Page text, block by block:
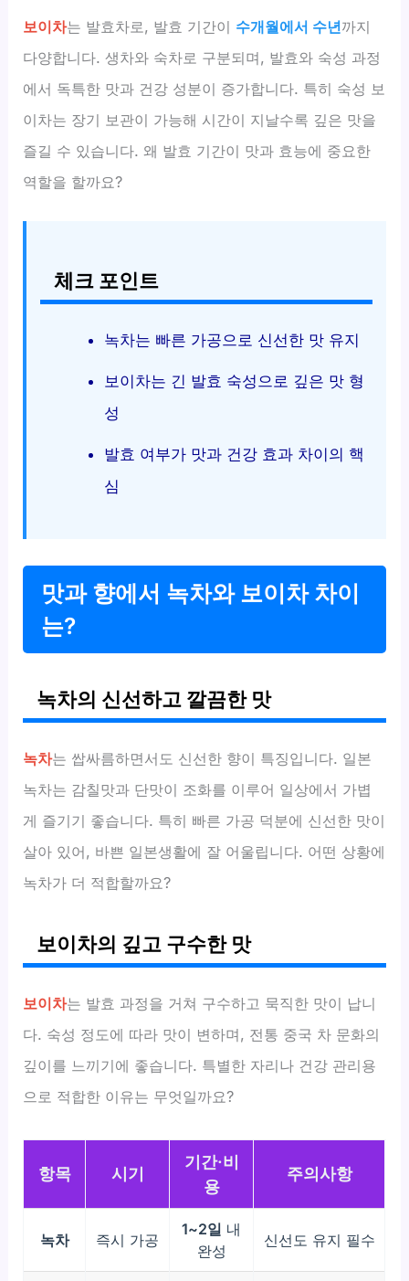
보이차는 발효차로, 발효 기간이 수개월에서 수년까지
다양합니다. 생차와 숙차로 구분되며, 발효와 숙성 과정
에서 독특한 맛과 건강 성분이 증가합니다. 특히 숙성 보
이차는 장기 보관이 가능해 시간이 지날수록 깊은 맛을
즐길 수 있습니다. 왜 발효 기간이 맛과 효능에 중요한
역할을 할까요?
체크 포인트
녹차는 빠른 가공으로 신선한 맛 유지
보이차는 긴 발효 숙성으로 깊은 맛 형
성
발효 여부가 맛과 건강 효과 차이의 핵
심
맛과 향에서 녹차와 보이차 차이
는?
녹차의 신선하고 깔끔한 맛
녹차는 쌉싸름하면서도 신선한 향이 특징입니다. 일본
녹차는 감칠맛과 단맛이 조화를 이루어 일상에서 가볍
게 즐기기 좋습니다. 특히 빠른 가공 덕분에 신선한 맛이
살아 있어, 바쁜 일본생활에 잘 어울립니다. 어떤 상황에
녹차가 더 적합할까요?
보이차의 깊고 구수한 맛
보이차는 발효 과정을 거쳐 구수하고 묵직한 맛이 납니
다. 숙성 정도에 따라 맛이 변하며, 전통 중국 차 문화의
깊이를 느끼기에 좋습니다. 특별한 자리나 건강 관리용
으로 적합한 이유는 무엇일까요?
항목 시기
기간·비
용
주의사항
녹차 즉시 가공
1~2일 내
완성
신선도 유지 필수